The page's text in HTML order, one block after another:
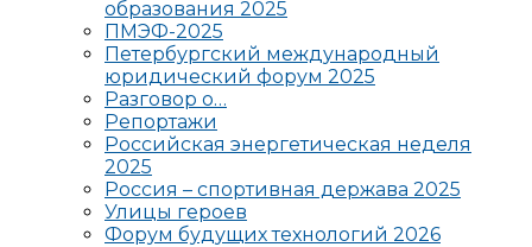
образования 2025
ПМЭФ-2025
Петербургский международный
юридический форум 2025
Разговор о…
Репортажи
Российская энергетическая неделя
2025
Россия – спортивная держава 2025
Улицы героев
Форум будущих технологий 2026